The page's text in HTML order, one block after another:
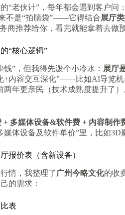
“老伙计”，每年都会遇到客户问
不是“拍脑袋”——它得结合展厅
商推荐给你，看完就能拿着去做
“核心逻辑”
”，但我得先泼个小冷水： 展厅
+内容交互深化”——比如AI导览
年更亲民（技术成熟度提升了）
+ 多媒体设备&软件费 + 内容制作
媒体设备及软件单价”里，比如3D
报价表（含新设备）
情，我整理了 广州今略文化的收
的需求：
表